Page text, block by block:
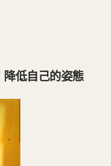
低自己的姿態